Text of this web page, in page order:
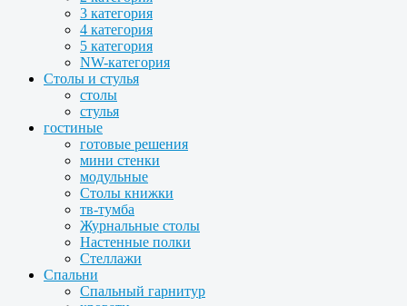
3 категория
4 категория
5 категория
NW-категория
Столы и стулья
столы
стулья
гостиные
готовые решения
мини стенки
модульные
Столы книжки
тв-тумба
Журнальные столы
Настенные полки
Стеллажи
Спальни
Спальный гарнитур